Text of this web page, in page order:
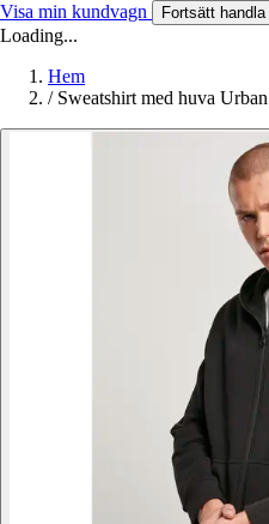
Visa min kundvagn Fortsätt handla
Loading...
Hem
/ Sweatshirt med huva